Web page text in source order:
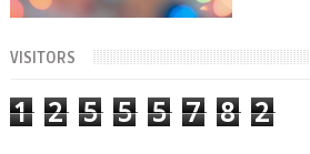
VISITORS
1 2 5 5 5 7 8 2